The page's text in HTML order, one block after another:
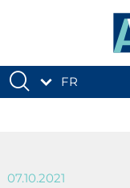
FR
07.10.2021